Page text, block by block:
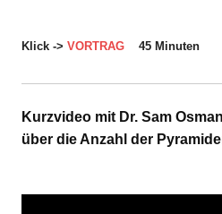
Klick -> VORTRAG 45 Minuten
Kurzvideo mit Dr. Sam
über die Anzahl der